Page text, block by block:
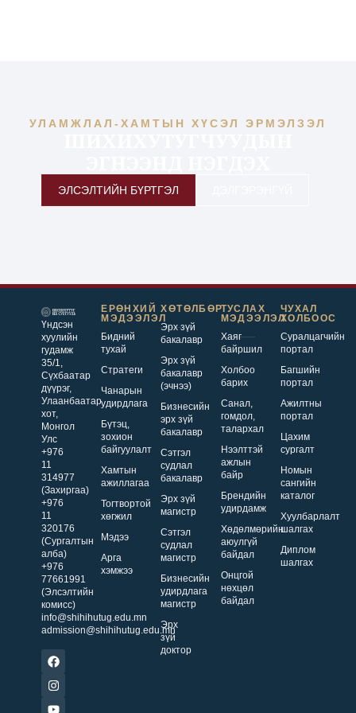
УЛАМЖЛАЛ-ХАМТЫН ХҮСЭЛ ЭРМЭЛЗЭЛ
ЭЛСЭЛТИЙН БҮРТГЭЛ
Үндсэн
хуулийн
гудамж
35/1,
Сүхбаатар
дүүрэг,
Улаанбаатар
хот,
Монгол
Улс
+976
11
314977
(Захиргаа)
+976
11
320176
(Сургалтын
алба)
+976
77661991
(Элсэлтийн
комисс)
info@shihihutug.edu.mn
admission@shihihutug.edu.mn
ЕРӨНХИЙ
МЭДЭЭЛЭЛ
Бидний
тухай
Стратеги
Чанарын
удирдлага
Бүтэц,
зохион
байгуулалт
Хамтын
ажиллагаа
Тогтвортой
хөгжил
Мэдээ
Арга
хэмжээ
ХӨТӨЛБӨР
Эрх зүй
бакалавр
Эрх зүй
бакалавр
(эчнээ)
Бизнесийн
эрх зүй
бакалавр
Сэтгэл
судлал
бакалавр
Эрх зүй
магистр
Сэтгэл
судлал
магистр
Бизнесийн
удирдлага
магистр
Эрх
зүй
доктор
ТУСЛАХ
МЭДЭЭЛЭЛ
Хаяг
байршил
Холбоо
барих
Санал,
гомдол,
талархал
Нээлттэй
ажлын
байр
Брендийн
удирдамж
Хөдөлмөрийн
аюулгүй
байдал
Онцгой
нөхцөл
байдал
ЧУХАЛ
ХОЛБООС
Суралцагчийн
портал
Багшийн
портал
Ажилтны
портал
Цахим
сургалт
Номын
сангийн
каталог
Хуулбарлалт
шалгах
Диплом
шалгах